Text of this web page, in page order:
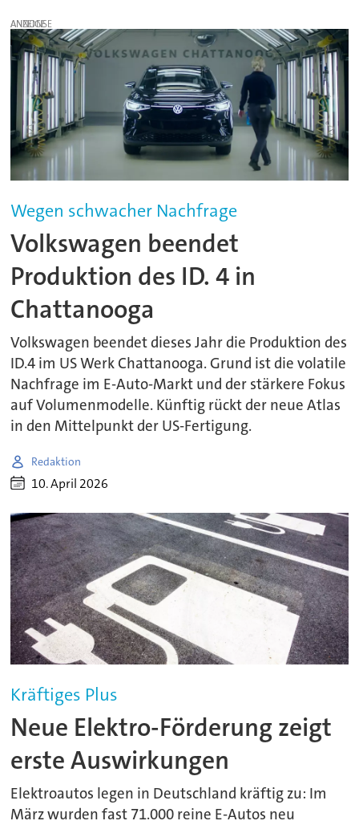
ANZEIGE
Wegen schwacher Nachfrage
Volkswagen beendet
Produktion des ID. 4 in
Chattanooga
Volkswagen beendet dieses Jahr die Produktion des
ID.4 im US Werk Chattanooga. Grund ist die volatile
Nachfrage im E-Auto-Markt und der stärkere Fokus
auf Volumenmodelle. Künftig rückt der neue Atlas
in den Mittelpunkt der US-Fertigung.
Redaktion
10. April 2026
Kräftiges Plus
Neue Elektro-Förderung zeigt
erste Auswirkungen
Elektroautos legen in Deutschland kräftig zu: Im
März wurden fast 71.000 reine E-Autos neu